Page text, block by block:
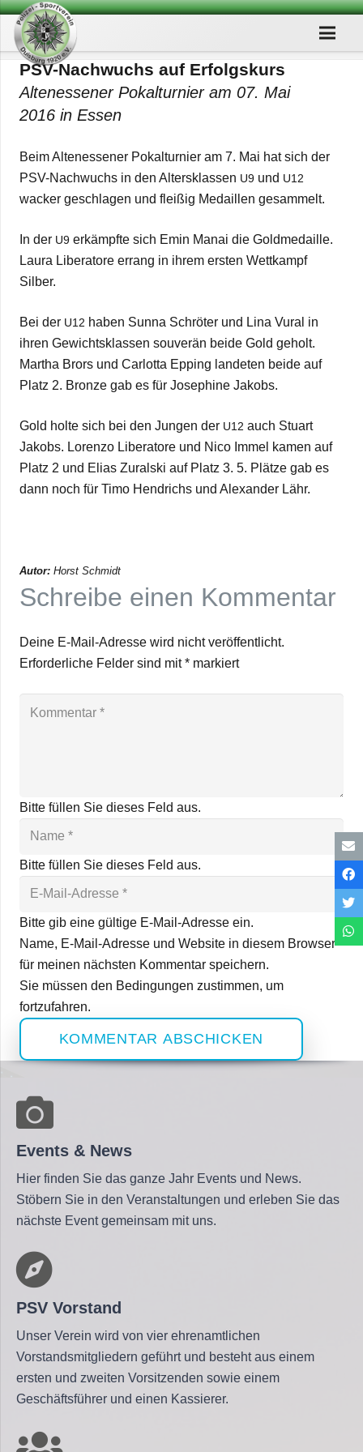
PSV-Nach­wuchs auf Erfolgs­kurs
Alten­es­se­ner Pokal­tur­nier am 07. Mai
2016 in Essen
Beim Alten­es­se­ner Pokal­tur­nier am 7. Mai hat sich der
PSV-Nach­wuchs in den Alters­klas­sen U9 und U12
wacker geschla­gen und flei­ßig Medail­len gesammelt.
In der U9 erkämpfte sich Emin Manai die Gold­me­daille.
Laura Libera­tore errang in ihrem ers­ten Wett­kampf
Silber.
Bei der U12 haben Sunna Schrö­ter und Lina Vural in
ihren Gewichts­klas­sen sou­ve­rän beide Gold geholt.
Mar­tha Brors und Car­lotta Epping lan­de­ten beide auf
Platz 2. Bronze gab es für Jose­phine Jakobs.
Gold holte sich bei den Jun­gen der U12 auch Stuart
Jakobs. Lorenzo Libera­tore und Nico Immel kamen auf
Platz 2 und Elias Zural­ski auf Platz 3. 5. Plätze gab es
dann noch für Timo Hendrichs und Alex­an­der Lähr.
Autor: Horst Schmidt
Schreibe einen Kommentar
Deine E-Mail-Adresse wird nicht veröffentlicht.
Erforderliche Felder sind mit* markiert
Bitte füllen Sie dieses Feld aus.
Bitte füllen Sie dieses Feld aus.
Bitte gib eine gültige E-Mail-Adresse ein.
Name, E-Mail-Adresse und Website in diesem Browser
für meinen nächsten Kommentar speichern.
Sie müssen den Bedingungen zustimmen, um
fortzufahren.
KOMMENTAR ABSCHICKEN
Events & News
Hier finden Sie das ganze Jahr Events und News.
Stöbern Sie in den Veranstaltungen und erleben Sie das
nächste Event gemeinsam mit uns.
PSV Vorstand
Unser Verein wird von vier ehrenamtlichen
Vorstandsmitgliedern geführt und besteht aus einem
ersten und zweiten Vorsitzenden sowie einem
Geschäftsführer und einen Kassierer.